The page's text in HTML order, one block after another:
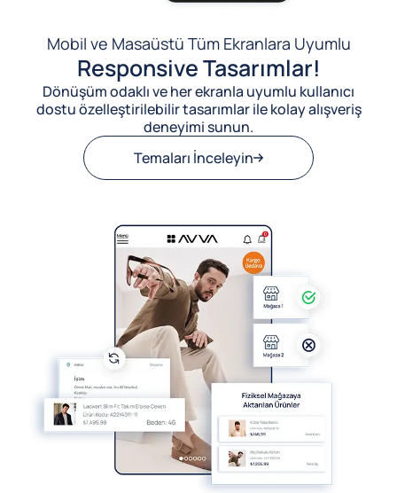
Mobil ve Masaüstü Tüm Ekranlara Uyumlu
Responsive Tasarımlar!
Dönüşüm odaklı ve her ekranla uyumlu kullanıcı
dostu özelleştirilebilir tasarımlar ile kolay alışveriş
deneyimi sunun.
Temaları İnceleyin